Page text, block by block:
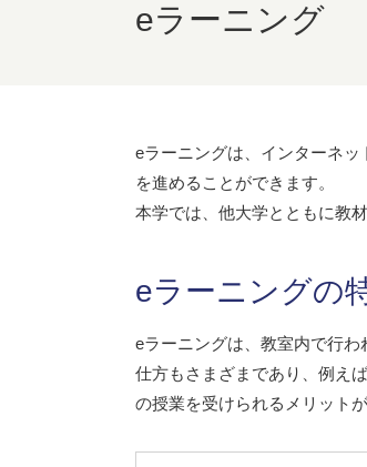
eラーニング
eラーニングは、インターネ
を進めることができます。
本学では、他大学とともに教
eラーニングの
eラーニングは、教室内で行
仕方もさまざまであり、例え
の授業を受けられるメリットが